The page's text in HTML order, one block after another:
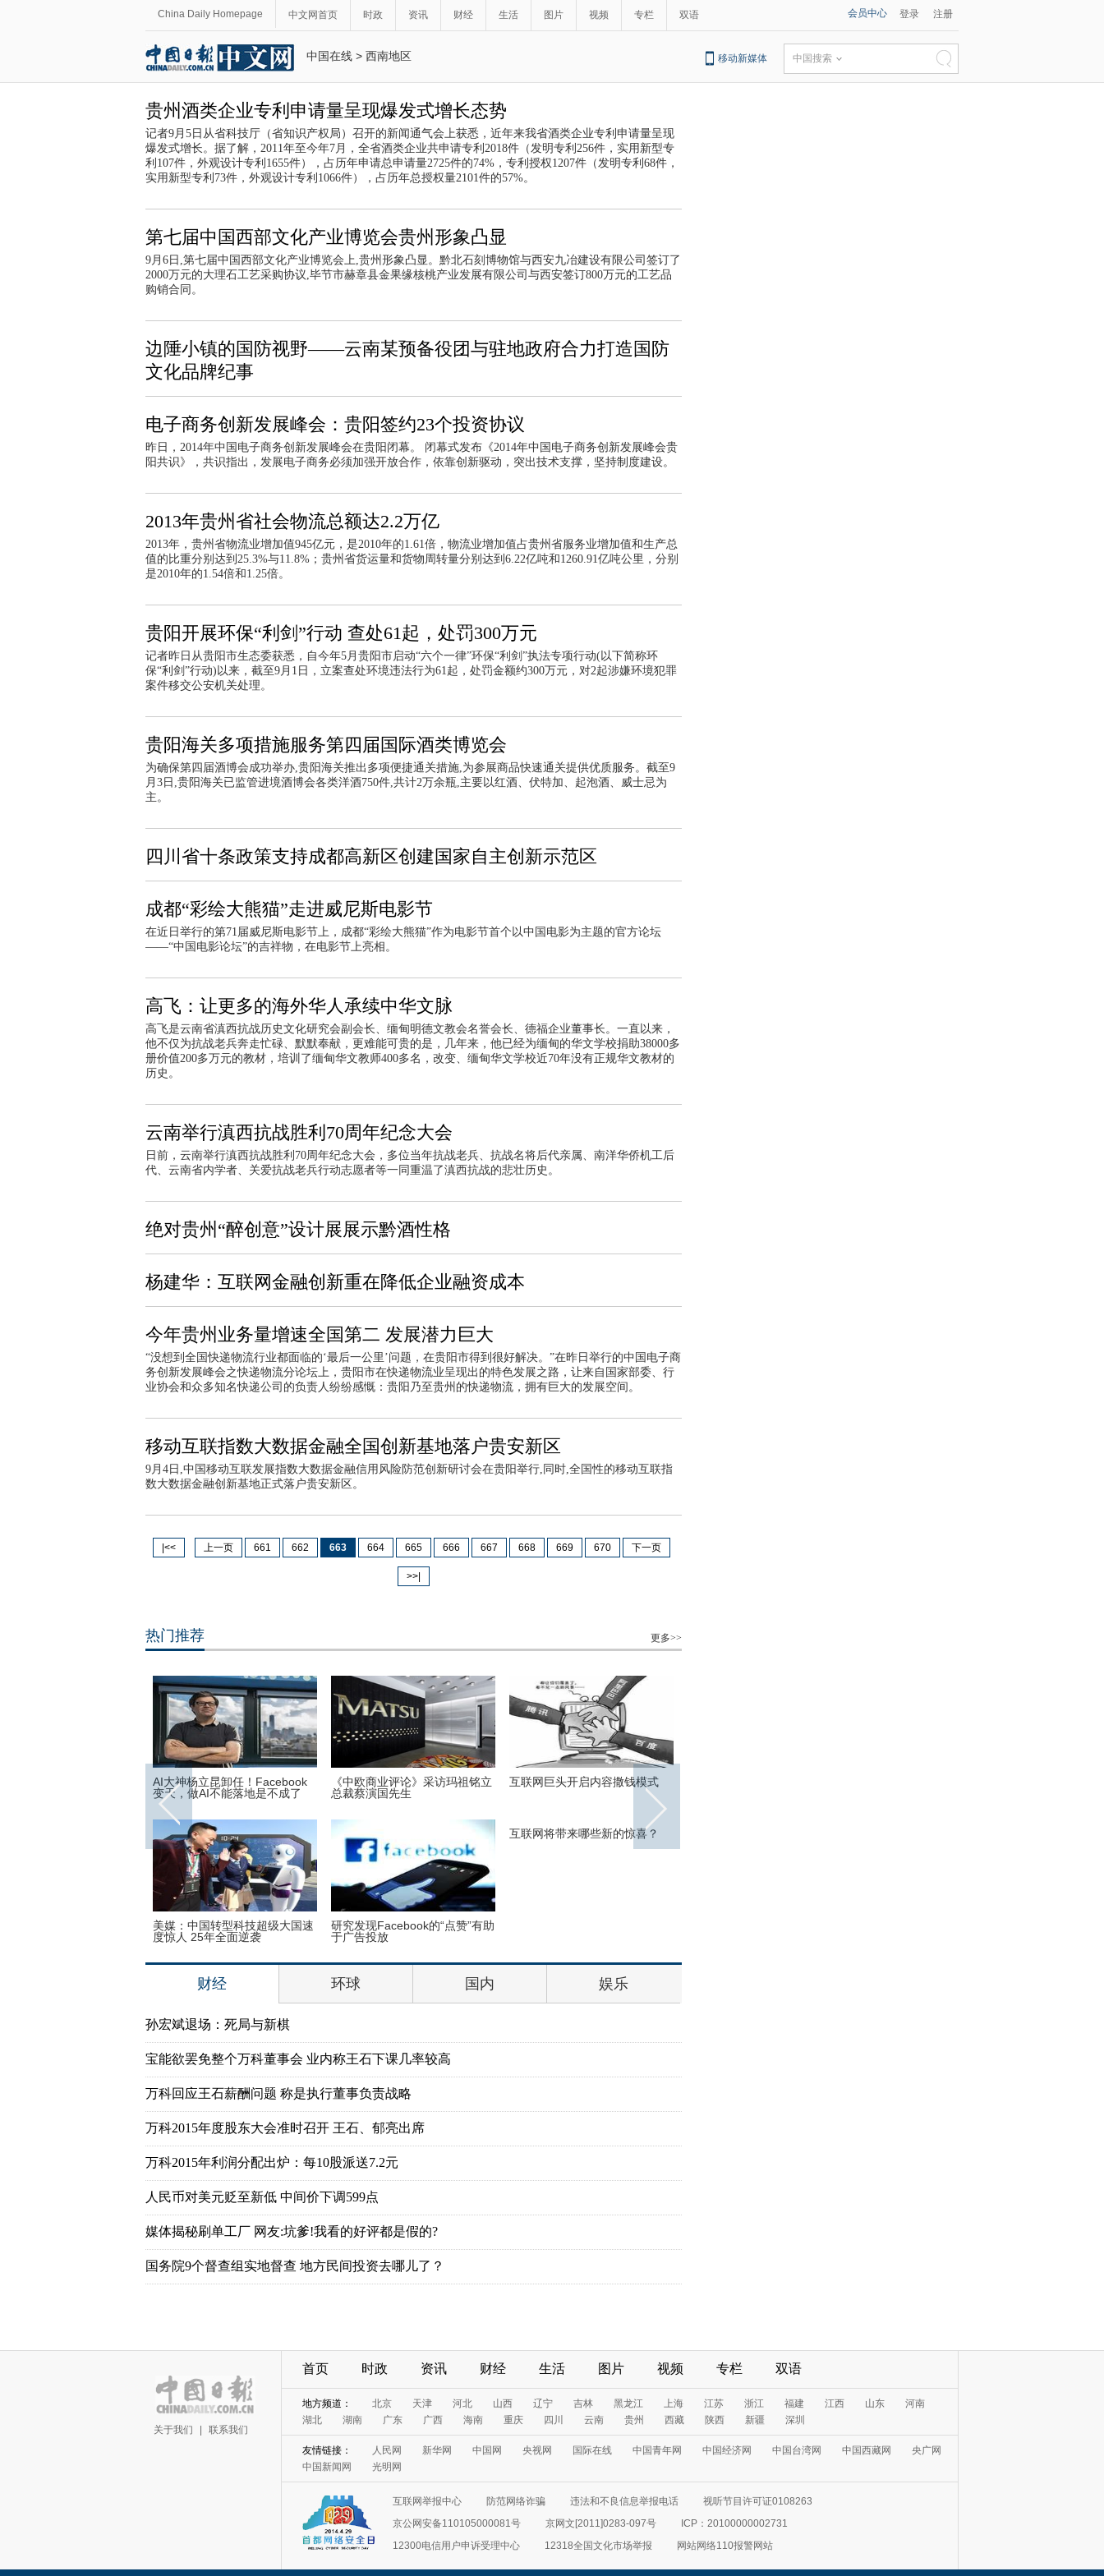
China Daily Homepage 中文网首页 时政 资讯 财经 生活 图片 视频 专栏 双语 会员中心 登录 注册
中国在线 > 西南地区 移动新媒体 中国搜索
贵州酒类企业专利申请量呈现爆发式增长态势
记者9月5日从省科技厅（省知识产权局）召开的新闻通气会上获悉，近年来我省酒类企业专利申请量呈现
爆发式增长。据了解，2011年至今年7月，全省酒类企业共申请专利2018件（发明专利256件，实用新型专
利107件，外观设计专利1655件），占历年申请总申请量2725件的74%，专利授权1207件（发明专利68件，
实用新型专利73件，外观设计专利1066件），占历年总授权量2101件的57%。
第七届中国西部文化产业博览会贵州形象凸显
9月6日,第七届中国西部文化产业博览会上,贵州形象凸显。黔北石刻博物馆与西安九冶建设有限公司签订了
2000万元的大理石工艺采购协议,毕节市赫章县金果缘核桃产业发展有限公司与西安签订800万元的工艺品
购销合同。
边陲小镇的国防视野——云南某预备役团与驻地政府合力打造国防
文化品牌纪事
电子商务创新发展峰会：贵阳签约23个投资协议
昨日，2014年中国电子商务创新发展峰会在贵阳闭幕。 闭幕式发布《2014年中国电子商务创新发展峰会贵
阳共识》，共识指出，发展电子商务必须加强开放合作，依靠创新驱动，突出技术支撑，坚持制度建设。
2013年贵州省社会物流总额达2.2万亿
2013年，贵州省物流业增加值945亿元，是2010年的1.61倍，物流业增加值占贵州省服务业增加值和生产总
值的比重分别达到25.3%与11.8%；贵州省货运量和货物周转量分别达到6.22亿吨和1260.91亿吨公里，分别
是2010年的1.54倍和1.25倍。
贵阳开展环保“利剑”行动 查处61起，处罚300万元
记者昨日从贵阳市生态委获悉，自今年5月贵阳市启动“六个一律”环保“利剑”执法专项行动(以下简称环
保“利剑”行动)以来，截至9月1日，立案查处环境违法行为61起，处罚金额约300万元，对2起涉嫌环境犯罪
案件移交公安机关处理。
贵阳海关多项措施服务第四届国际酒类博览会
为确保第四届酒博会成功举办,贵阳海关推出多项便捷通关措施,为参展商品快速通关提供优质服务。截至9
月3日,贵阳海关已监管进境酒博会各类洋酒750件,共计2万余瓶,主要以红酒、伏特加、起泡酒、威士忌为
主。
四川省十条政策支持成都高新区创建国家自主创新示范区
成都“彩绘大熊猫”走进威尼斯电影节
在近日举行的第71届威尼斯电影节上，成都“彩绘大熊猫”作为电影节首个以中国电影为主题的官方论坛
——“中国电影论坛”的吉祥物，在电影节上亮相。
高飞：让更多的海外华人承续中华文脉
高飞是云南省滇西抗战历史文化研究会副会长、缅甸明德文教会名誉会长、德福企业董事长。一直以来，
他不仅为抗战老兵奔走忙碌、默默奉献，更难能可贵的是，几年来，他已经为缅甸的华文学校捐助38000多
册价值200多万元的教材，培训了缅甸华文教师400多名，改变、缅甸华文学校近70年没有正规华文教材的
历史。
云南举行滇西抗战胜利70周年纪念大会
日前，云南举行滇西抗战胜利70周年纪念大会，多位当年抗战老兵、抗战名将后代亲属、南洋华侨机工后
代、云南省内学者、关爱抗战老兵行动志愿者等一同重温了滇西抗战的悲壮历史。
绝对贵州“醉创意”设计展展示黔酒性格
杨建华：互联网金融创新重在降低企业融资成本
今年贵州业务量增速全国第二 发展潜力巨大
“没想到全国快递物流行业都面临的‘最后一公里’问题，在贵阳市得到很好解决。”在昨日举行的中国电子商
务创新发展峰会之快递物流分论坛上，贵阳市在快递物流业呈现出的特色发展之路，让来自国家部委、行
业协会和众多知名快递公司的负责人纷纷感慨：贵阳乃至贵州的快递物流，拥有巨大的发展空间。
移动互联指数大数据金融全国创新基地落户贵安新区
9月4日,中国移动互联发展指数大数据金融信用风险防范创新研讨会在贵阳举行,同时,全国性的移动互联指
数大数据金融创新基地正式落户贵安新区。
|<< 上一页 661 662 663 664 665 666 667 668 669 670 下一页
>>|
关于我们 联系我们
首页 时政 资讯 财经 生活 图片 视频 专栏 双语
互联网举报中心 防范网络诈骗 违法和不良信息举报电话
视听节目许可证0108263
京公网安备110105000081号
京网文[2011]0283-097号
ICP：20100000002731
12300电信用户申诉受理中心
12318全国文化市场举报 网站网络110报警网站